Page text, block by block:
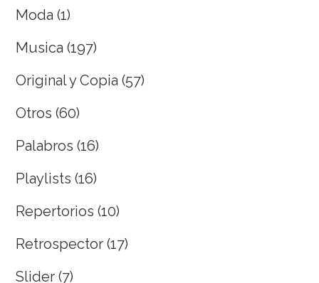
Moda (1)
Musica (197)
Original y Copia (57)
Otros (60)
Palabros (16)
Playlists (16)
Repertorios (10)
Retrospector (17)
Slider (7)